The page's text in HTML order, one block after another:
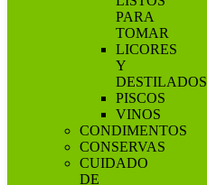
PARA
TOMAR
LICORES
Y
DESTILADOS
PISCOS
VINOS
CONDIMENTOS
CONSERVAS
CUIDADO
DE